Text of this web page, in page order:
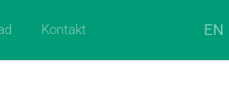
Kontakt EN